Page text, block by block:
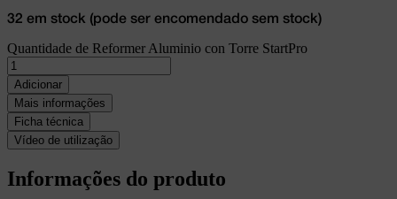
32 em stock (pode ser encomendado sem stock)
Quantidade de Reformer Aluminio con Torre StartPro
Adicionar
Mais informações
Ficha técnica
Vídeo de utilização
Informações do produto